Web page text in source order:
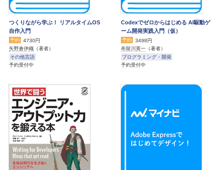
つくりながら学ぶ！ リアルタイムOS
自作入門
予約
4730円
矢野倉伊織 （著者）
その他言語
予約受付中
Codexでゼロからはじめる AI駆動ゲ
ーム開発実践入門（仮）
予約
3498円
布留川英一 （著者）
プログラミング・開発
予約受付中